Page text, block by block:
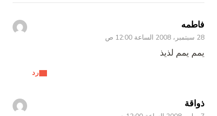
فاطمه
28 سبتمبر، 2008 الساعة 12:00 ص
رد
يمم يمم لذيذ
ذواقة